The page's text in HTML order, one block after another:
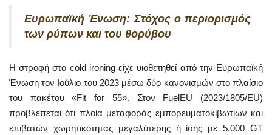
Ευρωπαϊκή Ένωση: Στόχος ο περιορισμός
των ρύπων και του θορύβου
Η στροφή στο cold ironing είχε υιοθετηθεί από την Ευρωπαϊκή
Ένωση τον Ιούλιο του 2023 μέσω δύο κανονισμών στο πλαίσιο
του πακέτου «Fit for 55». Στον FuelEU (2023/1805/EU)
προβλέπεται ότι πλοία μεταφοράς εμπορευματοκιβωτίων και
επιβατών χωρητικότητας μεγαλύτερης ή ίσης με 5.000 GT